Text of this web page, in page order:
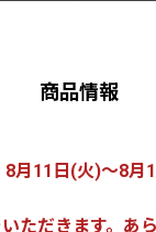
商品情報
月11日(火)～8月
ただきます。あ